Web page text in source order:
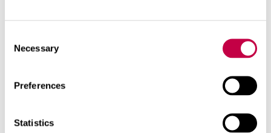
Selection
Necessary
Preferences
Statistics
kompostida toiduainete jääke?
komposter peab olema kaitstud
et kompostril peab olema korralik näriliste